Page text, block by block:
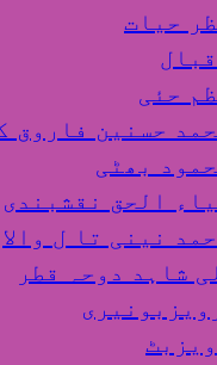
حیات
حئی
حسنین فاروق
بھٹی
الحق نقشبندی
نینی تا ل والا
شاہد دوحہ قطر